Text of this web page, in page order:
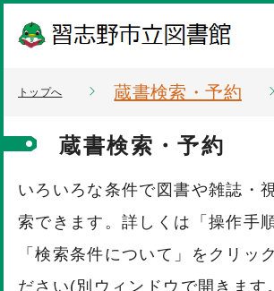
トップへ 蔵書検索・予約
蔵書検索・予約
いろいろな条件で図書や雑誌・
索できます。詳しくは「操作手
「検索条件について」をクリッ
ださい(別ウィンドウで開きます